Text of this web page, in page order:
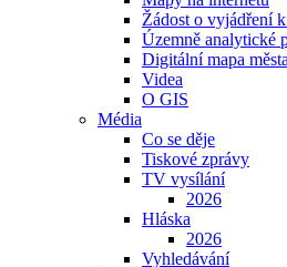
Žádost o vyjádření
Územně analytické
Digitální mapa
Videa
O GIS
Média
Co se děje
Tiskové zprávy
TV vysílání
2026
Hláska
2026
Vyhledávání